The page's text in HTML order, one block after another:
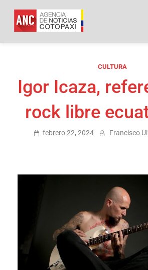
CULTURA
Igor Icaza,
rock libre
febrero 22, 2024 Francisco